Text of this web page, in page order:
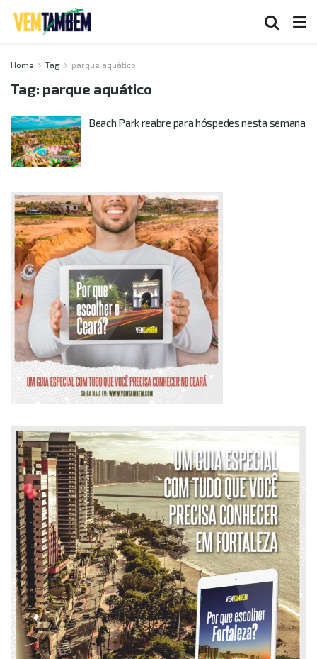
Home Tag parque aquático
Tag: parque aquático
Beach Park reabre para hóspedes nesta semana